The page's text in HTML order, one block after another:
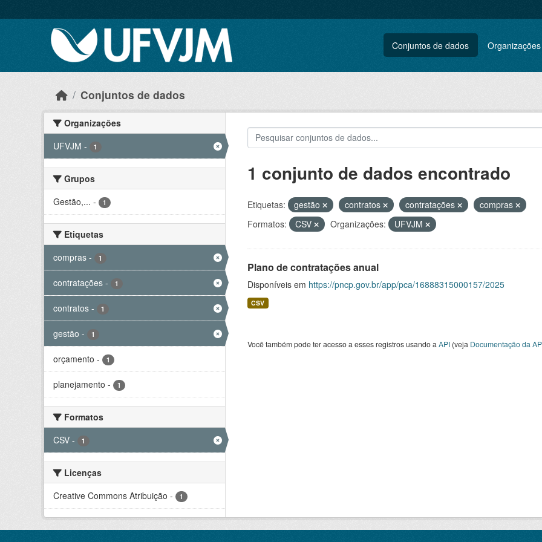
Conjuntos de dados Organizações
Conjuntos de dados
Organizações
UFVJM - 1
Grupos
Gestão,... - 1
Etiquetas
compras - 1
contratações - 1
contratos - 1
gestão - 1
orçamento - 1
planejamento - 1
Formatos
CSV - 1
Licenças
Creative Commons Atribuição - 1
1 conjunto de dados encontrado
Etiquetas: gestão contratos contratações
compras
Formatos:
CSV Organizações: UFVJM
Plano de contratações anual
Disponíveis em https://pncp.gov.br/app/pca/16888315000157/2025
CSV
Você também pode ter acesso a esses registros usando a API(veja Documentação da